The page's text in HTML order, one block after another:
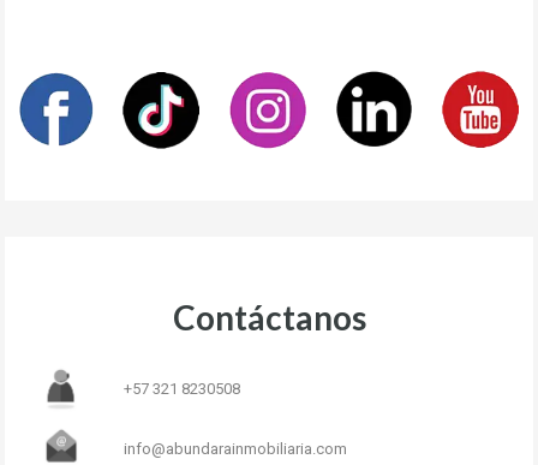
Contáctanos
+57 321 8230508
info@abundarainmobiliaria.com